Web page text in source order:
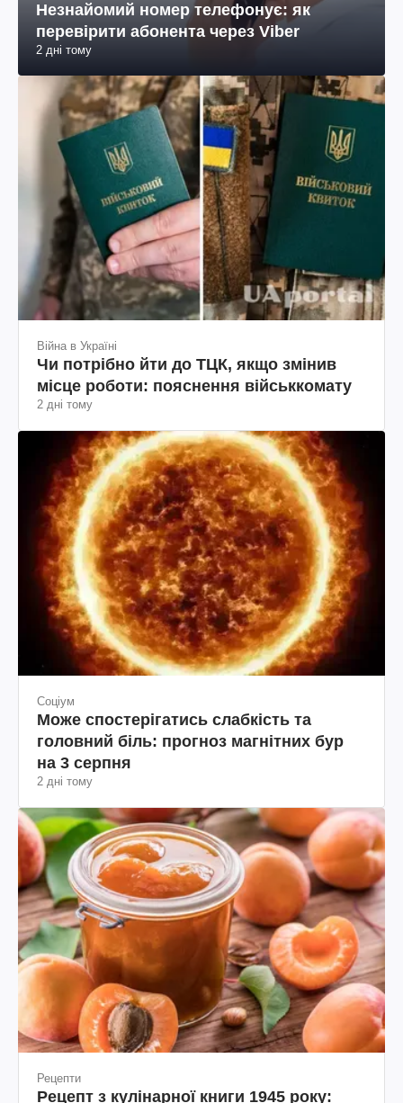
Незнайомий номер телефонує: як
перевірити абонента через Viber
2 дні тому
Війна в Україні
Чи потрібно йти до ТЦК, якщо змінив
місце роботи: пояснення військкомату
2 дні тому
Соціум
Може спостерігатись слабкість та
головний біль: прогноз магнітних бур
на 3 серпня
2 дні тому
Рецепти
Рецепт з кулінарної книги 1945 року: